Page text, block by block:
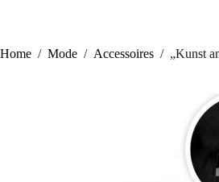
Home / Mode / Accessoires / „Kunst